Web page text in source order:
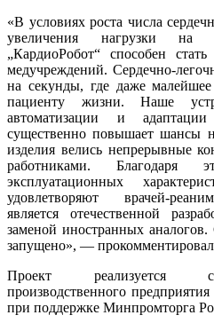
«В условиях роста числа
увеличения нагрузки на
„КардиоРобот“ способен
медучреждений. Сердечно-
на секунды, где даже
пациенту жизни. Наше
автоматизации и
существенно повышает шансы
изделия велись непрерывные
работниками. Благодаря
эксплуатационных
удовлетворяют врачей-
является отечественной
заменой иностранных
запущено», —
Проект реализуется
производственного
при поддержке Минпромторга